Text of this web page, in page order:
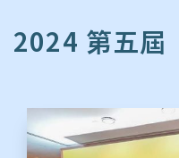
2024 第五屆